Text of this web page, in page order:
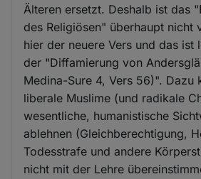
Älteren ersetzt. Deshalb ist das
des Religiösen" überhaupt nicht
hier der neuere Vers und das ist
der "Diffamierung von
Medina-Sure 4, Vers 56)". Dazu
liberale Muslime (und radikale
wesentliche, humanistische
ablehnen (Gleichberechtigung,
Todesstrafe und andere
nicht mit der Lehre